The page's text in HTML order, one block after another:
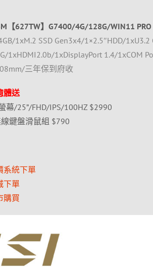
【627TW】G7400/4G/128G/WIN11
1xM.2 SSD Gen3x4/1×2.5″HDD/
1xHDMI2.0b/1xDisplayPort 1.4/1xCOM
三年保到府收
體送
幕/25”/FHD/IPS/100HZ $2990
鍵盤滑鼠組 $790
系統下單
下單
購買